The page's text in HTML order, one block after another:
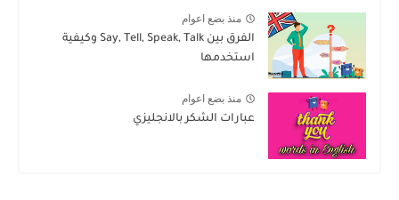
منذ بضع اعوام
الفرق بين Say, Tell, Speak, Talk وكيفية
استخدمها
منذ بضع اعوام
عبارات الشكر بالانجليزي